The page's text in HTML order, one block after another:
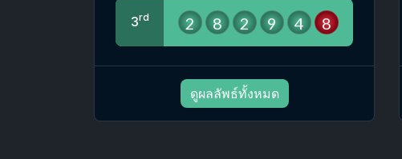
3rd 2 8 2 9 4 8
ดูผลลัพธ์ทั้งหมด